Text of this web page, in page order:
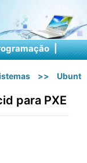
|
>> Ubuntu
para PXE